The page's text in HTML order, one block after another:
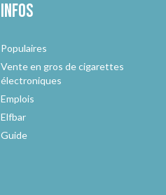
Infos
Populaires
Vente en gros de cigarettes
électroniques
Emplois
Elfbar
Guide